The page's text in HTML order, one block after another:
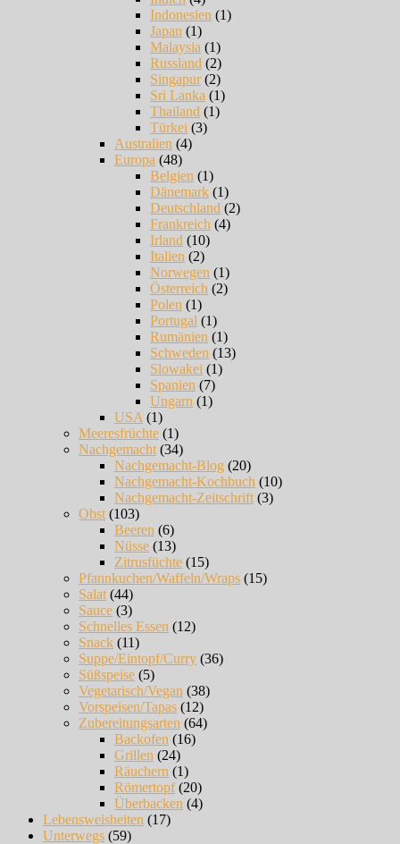
Indonesien (1)
Japan (1)
Malaysia (1)
Russland (2)
Singapur(2)
Sri Lanka (1)
Thailand (1)
Türkei (3)
Australien (4)
Europa (48)
Belgien (1)
Dänemark (1)
Deutschland (2)
Frankreich (4)
Irland (10)
Italien (2)
Norwegen (1)
Österreich (2)
Polen (1)
Portugal (1)
Rumänien (1)
Schweden (13)
Slowakei (1)
Spanien (7)
Ungarn (1)
USA (1)
Meeresfrüchte (1)
Nachgemacht (34)
Nachgemacht-Blog (20)
Nachgemacht-Kochbuch (10)
Nachgemacht-Zeitschrift (3)
Obst (103)
Beeren (6)
Nüsse (13)
Zitrusfüchte (15)
Pfannkuchen/Waffeln/Wraps (15)
Salat (44)
Sauce (3)
Schnelles Essen (12)
Snack (11)
Suppe/Eintopf/Curry (36)
Süßspeise (5)
Vegetarisch/Vegan (38)
Vorspeisen/Tapas (12)
Zubereitungsarten (64)
Backofen (16)
Grillen (24)
Räuchern (1)
Römertopf(20)
Überbacken (4)
Lebensweisheiten (17)
Unterwegs (59)